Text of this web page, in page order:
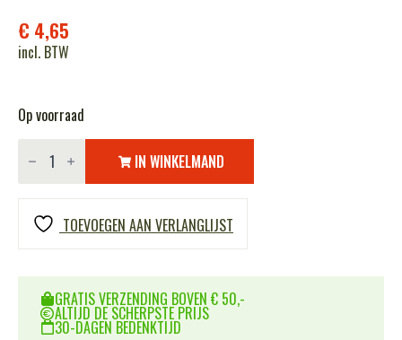
€ 4,65
incl. BTW
Op voorraad
BCB
SOS
CK316
aantal
IN WINKELMAND
TOEVOEGEN AAN VERLANGLIJST
GRATIS VERZENDING BOVEN € 50,-
ALTIJD DE SCHERPSTE PRIJS
30-DAGEN BEDENKTIJD